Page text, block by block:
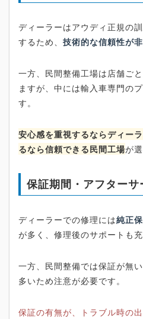
ディーラーはアウディ正規の
するため、 技術的な信頼性が
一方、民間整備工場は店舗ご
ますが、中には輸入車専門の
す。
安心感を重視するならディー
るなら信頼できる民間工場が
保証期間・アフター
ディーラーでの修理には純正
が多く、修理後のサポートも充
一方、民間整備では保証が無
多いため注意が必要です。
保証の有無が、トラブル時の